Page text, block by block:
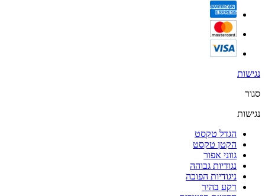
נגישות
סגור
נגישות
הגדל טקסט
הקטן טקסט
גווני אפור
נגודיות גבוהה
ניגודיות הפוכה
רקע בהיר